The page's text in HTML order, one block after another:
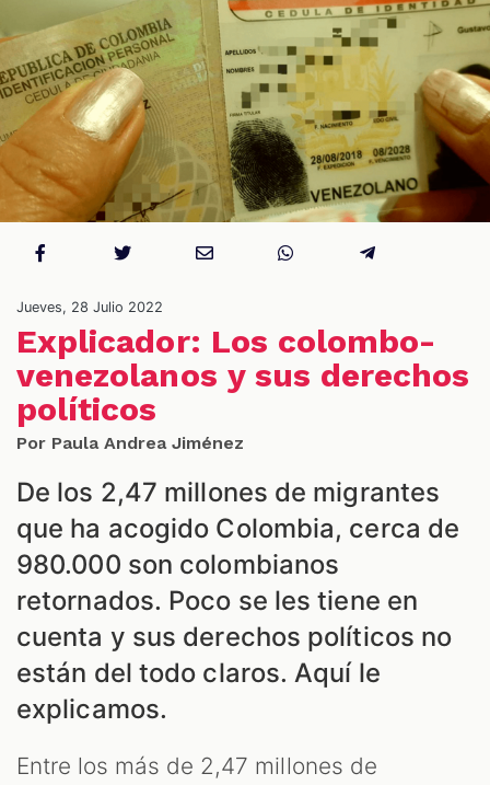
Jueves, 28 Julio 2022
Explicador: Los colombo-
venezolanos y sus derechos
políticos
Por Paula Andrea Jiménez
De los 2,47 millones de migrantes
que ha acogido Colombia, cerca de
980.000 son colombianos
retornados. Poco se les tiene en
cuenta y sus derechos políticos no
están del todo claros. Aquí le
explicamos.
Entre los más de 2,47 millones de